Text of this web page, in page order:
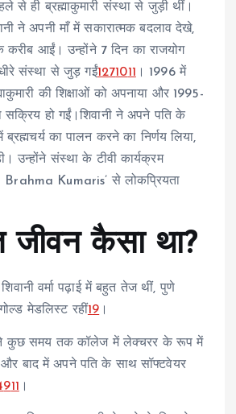
से ही ब्रह्माकुमारी संस्था से जुड़ी थीं।
ने अपनी माँ में सकारात्मक बदलाव देखे,
आईं। उन्होंने 7 दिन का राजयोग
संस्था से जुड़ गईं1 271011 । 1996 में
की शिक्षाओं को अपनाया और 1995-
हो गईं।शिवानी ने अपने पति के
का पालन करने का निर्णय लिया,
उन्होंने संस्था के टीवी कार्यक्रम
Kumaris’ से लोकप्रियता
जीवन कैसा था?
शिवानी वर्मा पढ़ाई में बहुत तेज थीं, पुणे
मेडलिस्ट रहीं19 ।
कुछ समय तक कॉलेज में लेक्चरर के रूप में
और बाद में अपने पति के साथ सॉफ्टवेयर
911 ।